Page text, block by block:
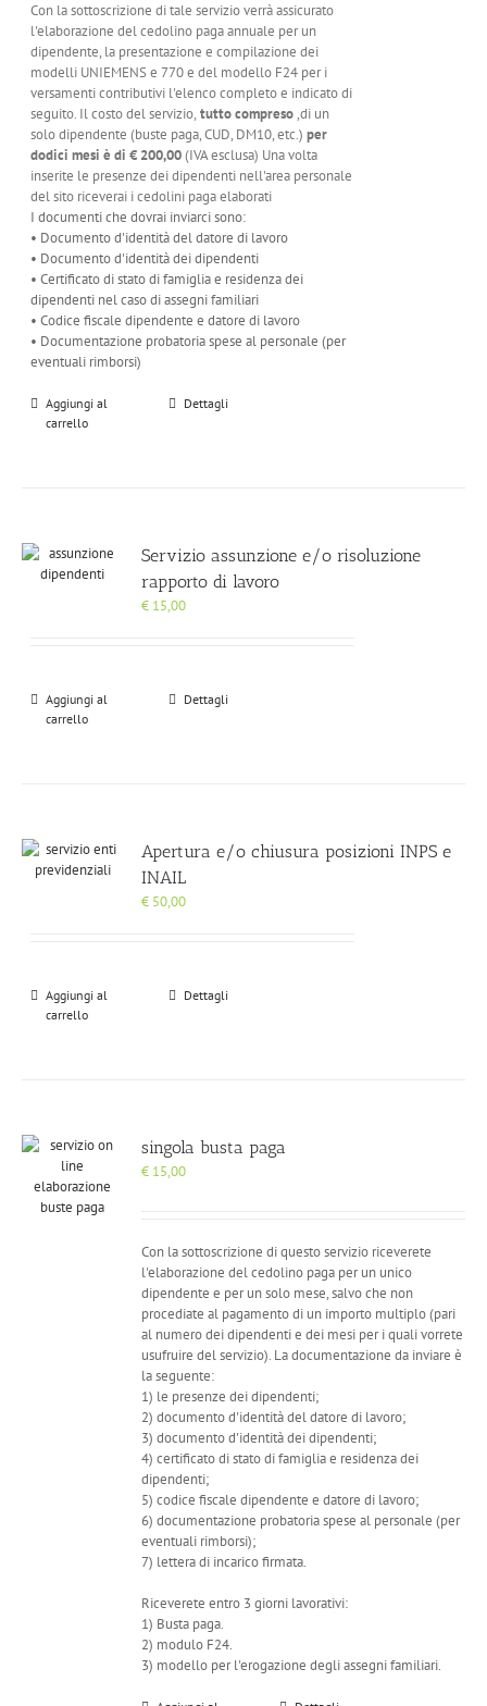
Con la sottoscrizione di tale servizio verrà assicurato
l'elaborazione del cedolino paga annuale per un
dipendente, la presentazione e compilazione dei
modelli UNIEMENS e 770 e del modello F24 per i
versamenti contributivi l'elenco completo e indicato di
seguito. Il costo del servizio, tutto compreso,di un
solo dipendente (buste paga, CUD, DM10, etc.)per
dodici mesi è di € 200,00(IVA esclusa) Una volta
inserite le presenze dei dipendenti nell'area personale
del sito riceverai i cedolini paga elaborati
I documenti che dovrai inviarci sono:
• Documento d'identità del datore di lavoro
• Documento d'identità dei dipendenti
• Certificato di stato di famiglia e residenza dei
dipendenti nel caso di assegni familiari
• Codice fiscale dipendente e datore di lavoro
• Documentazione probatoria spese al personale (per
eventuali rimborsi)
Aggiungi al
carrello
Dettagli
Servizio assunzione e/o risoluzione
rapporto di lavoro
€ 15,00
Aggiungi al
carrello
Dettagli
Apertura e/o chiusura posizioni INPS e
INAIL
€ 50,00
Aggiungi al
carrello
Dettagli
singola busta paga
€ 15,00
Con la sottoscrizione di questo servizio riceverete
l'elaborazione del cedolino paga per un unico
dipendente e per un solo mese, salvo che non
procediate al pagamento di un importo multiplo (pari
al numero dei dipendenti e dei mesi per i quali vorrete
usufruire del servizio). La documentazione da inviare è
la seguente:
1) le presenze dei dipendenti;
2) documento d'identità del datore di lavoro;
3) documento d'identità dei dipendenti;
4) certificato di stato di famiglia e residenza dei
dipendenti;
5) codice fiscale dipendente e datore di lavoro;
6) documentazione probatoria spese al personale (per
eventuali rimborsi);
7) lettera di incarico firmata.
Riceverete entro 3 giorni lavorativi:
1) Busta paga.
2) modulo F24.
3) modello per l'erogazione degli assegni familiari.